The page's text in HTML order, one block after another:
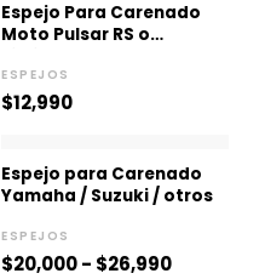
Espejo Para Carenado
Moto Pulsar RS o
ESPEJOS
$12,990
Espejo para Carenado
Yamaha / Suzuki / otros
ESPEJOS
$20,000- $26,990
de
precios:
hasta